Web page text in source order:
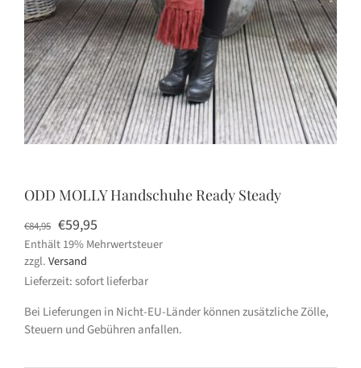
ODD MOLLY Handschuhe Ready Steady
€84,95 Ursprünglicher
Preis
war:
€84,95
€59,95
Preis
€59,95.
Enthält 19% Mehrwertsteuer
zzgl.Versand
Lieferzeit: sofort lieferbar
Bei Lieferungen in Nicht-EU-Länder können zusätzliche Zölle,
Steuern und Gebühren anfallen.